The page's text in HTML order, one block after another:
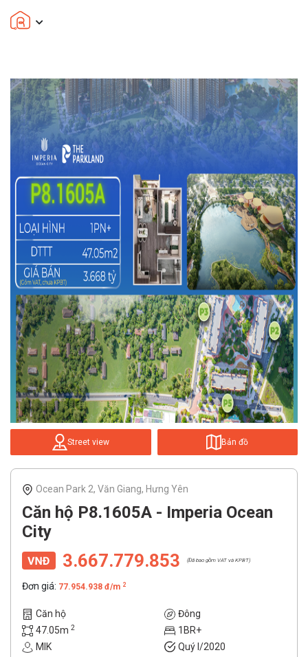
Street view Bản đồ
Ocean Park 2, Văn Giang, Hưng Yên
Căn hộ P8.1605A - Imperia Ocean
City
3.667.779.853 (Đã bao gồm VAT và KPBT)
Đơn giá: 77.954.938 đ/m 2
Căn hộ
Đông
47.05m 2
1BR+
MIK
Quý I/2020